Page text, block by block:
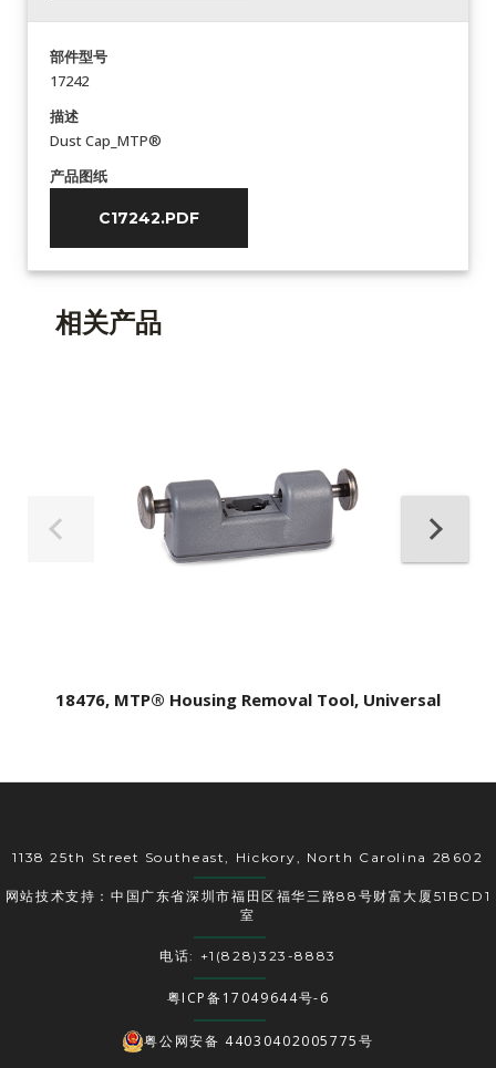
部件型号
17242
描述
Dust Cap_MTP®
产品图纸
C17242.PDF
相关产品
18476, MTP® Housing Removal Tool, Universal
1138 25th Street Southeast, Hickory, North Carolina 28602
网站技术支持：中国广东省深圳市福田区福华三路88号财富大厦51BCD1
室
电话: +1(828)323-8883
粤ICP备17049644号-6
粤公网安备 44030402005775号